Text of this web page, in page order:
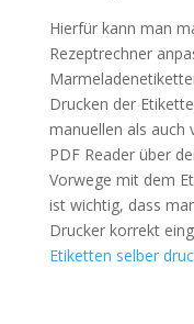
Hierfür kann man
Rezeptrechner
Drucken der
manuellen als auch
PDF Reader über
Vorwege mit dem
ist wichtig, dass
Drucker korrekt
Etiketten selber